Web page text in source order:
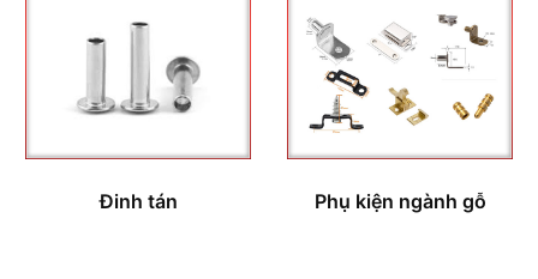
Đinh tán Phụ kiện ngành gỗ